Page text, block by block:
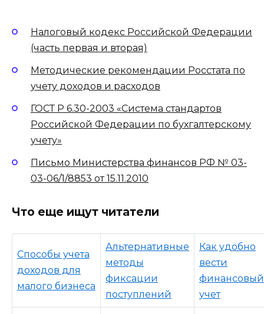
Налоговый кодекс Российской Федерации
(часть первая и вторая)
Методические рекомендации Росстата по
учету доходов и расходов
ГОСТ Р 6.30-2003 «Система стандартов
Российской Федерации по бухгалтерскому
учету»
Письмо Министерства финансов РФ № 03-
03-06/1/8853 от 15.11.2010
Что еще ищут читатели
Способы учета
доходов для
малого бизнеса
Альтернативные
методы
фиксации
поступлений
Как удобно
вести
финансовый
учет